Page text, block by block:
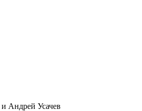
Андрей Усачев